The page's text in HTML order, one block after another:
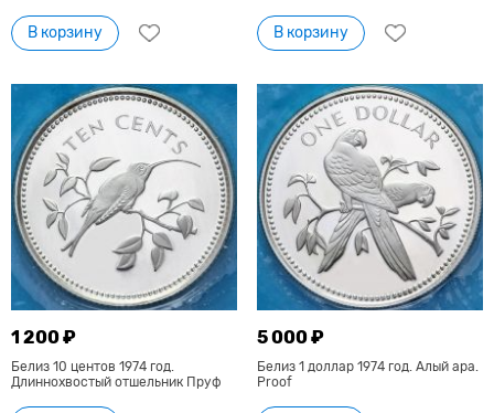
В корзину В корзину
1 200 ₽
Белиз 10 центов 1974 год.
Длиннохвостый отшельник Пруф
5 000 ₽
Белиз 1 доллар 1974 год. Алый ара.
Proof